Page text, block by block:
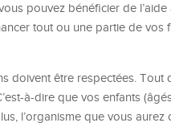
pouvez bénéficier de
tout ou une partie de vos
doivent être respectées. Tout
à-dire que vos enfants
l’organisme que vous